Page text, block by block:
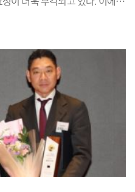
사 가능성을 높이는 딜 메이커
받는 분위기다. 이데일리는 지